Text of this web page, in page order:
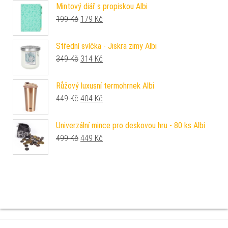
Mintový diář s propiskou Albi
199Kč Původní cena byla: 199 Kč.
179 Kč
Střední svíčka - Jiskra zimy Albi
349Kč Původní cena byla: 349 Kč.
314 Kč
Růžový luxusní termohrnek Albi
449Kč Původní cena byla: 449 Kč.
404 Kč
Univerzální mince pro deskovou hru - 80 ks Albi
499Kč Původní cena byla: 499 Kč.
449 Kč